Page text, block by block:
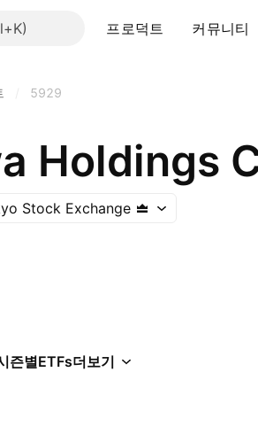
프로덕트 커뮤니티
5929
Holdings
Stock Exchange
즌별ETFs더보기